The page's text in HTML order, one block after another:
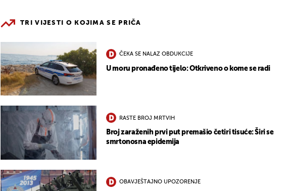
TRI VIJESTI O KOJIMA SE PRIČA
ČEKA SE NALAZ OBDUKCIJE
U moru pronađeno tijelo: Otkriveno o kome se radi
RASTE BROJ MRTVIH
Broj zaraženih prvi put premašio četiri tisuće: Širi se
smrtonosna epidemija
OBAVJEŠTAJNO UPOZORENJE